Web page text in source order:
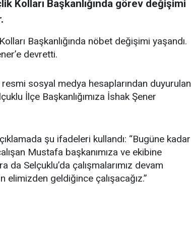
Kolları Başkanlığında görev değişimi
Başkanlığında nöbet değişimi yaşandı.
devretti.
sosyal medya hesaplarından duyurulan
İlçe Başkanlığımıza İshak Şener
şu ifadeleri kullandı: “Bugüne kadar
Mustafa başkanımıza ve ekibine
Selçuklu’da çalışmalarımız devam
geldiğince çalışacağız.”